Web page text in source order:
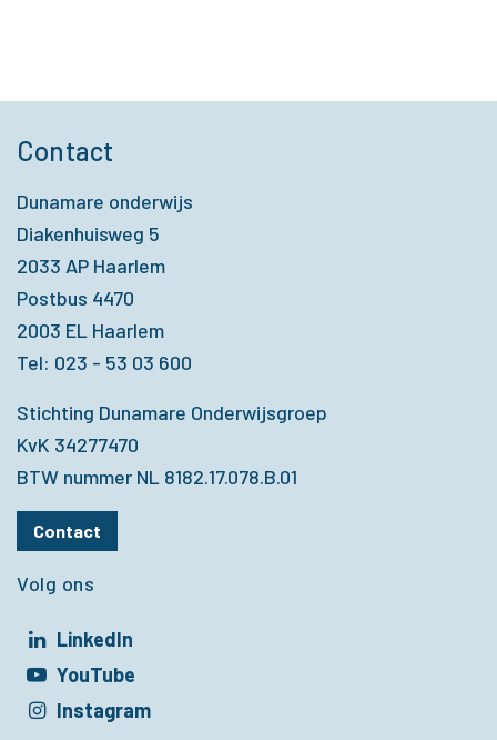
Contact
Dunamare onderwijs
Diakenhuisweg 5
2033 AP Haarlem
Postbus 4470
2003 EL Haarlem
Tel: 023 - 53 03 600
Stichting Dunamare Onderwijsgroep
KvK 34277470
BTW nummer NL 8182.17.078.B.01
Contact
Volg ons
LinkedIn
in een nieuw venster
YouTube
in een nieuw venster
Instagram